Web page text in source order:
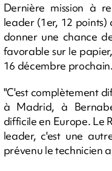
Dernière mission à
leader (1er, 12 points)
donner une chance
favorable sur le
16 décembre prochain.
"C'est complètement
à Madrid, à
difficile en Europe. Le
leader, c'est une
prévenu le technicien